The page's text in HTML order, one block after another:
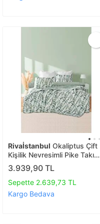
Rivaİstanbul Okaliptus Çift
Kişilik Nevresimli Pike Takımı
- 7 Parça Çeyiz Seti
3.939,90 TL
Sepette 2.639,73 TL
Kargo Bedava